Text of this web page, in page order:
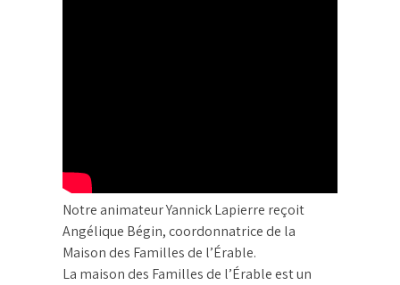
Notre animateur Yannick Lapierre reçoit
Angélique Bégin, coordonnatrice de la
Maison des Familles de l’Érable.
La maison des Familles de l’Érable est un